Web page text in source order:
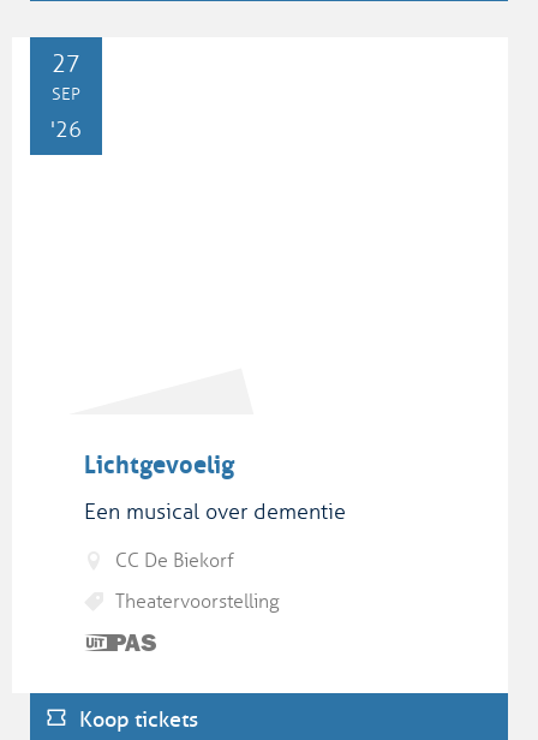
ZO27
SEP
'26
Lichtgevoelig
Een musical over dementie
CC De Biekorf
Theatervoorstelling
Dit is
UiTPAS
activiteit.
Koop tickets